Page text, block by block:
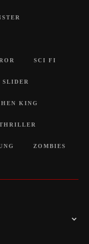
SCI FI
SLIDER
KING
ZOMBIES